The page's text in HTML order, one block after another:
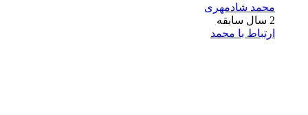
محمد شادمهری
2 سال سابقه
ارتباط با محمد